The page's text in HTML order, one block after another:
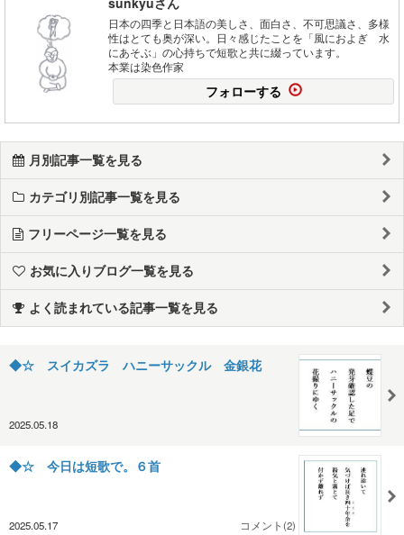
日本の四季と日本語の美しさ、面白さ、不可思議さ、多様
性はとても奥が深い。日々感じたことを「風におよぎ 水
にあそぶ」の心持ちで短歌と共に綴っています。
本業は染色作家
フォローする
月別記事一覧を見る
カテゴリ別記事一覧を見る
フリーページ一覧を見る
お気に入りブログ一覧を見る
よく読まれている記事一覧を見る
◆☆ スイカズラ ハニーサックル 金銀花
2025.05.18
◆☆ 今日は短歌で。６首
2025.05.17 コメント(2)